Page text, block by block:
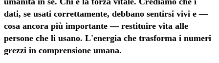
dati, se usati correttamente, debbano sentirsi vivi e —
cosa ancora più importante — restituire vita alle
persone che li usano. L'energia che trasforma i numeri
grezzi in comprensione umana.